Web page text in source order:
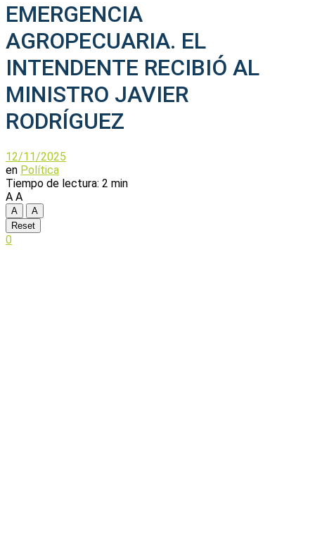
EMERGENCIA
AGROPECUARIA. EL
INTENDENTE RECIBIÓ AL
MINISTRO JAVIER
RODRÍGUEZ
12/11/2025
en Política
Tiempo de lectura: 2 min
A A
A
A
Reset
0